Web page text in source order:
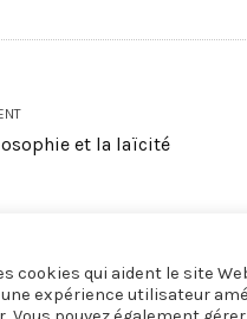
et la laïcité
cookies qui aident le site
expérience utilisateur